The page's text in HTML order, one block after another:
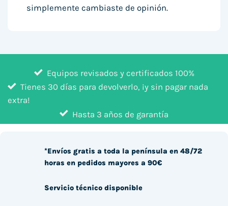
simplemente cambiaste de opinión.
Equipos revisados y certificados 100%
Tienes 30 días para devolverlo, ¡y sin pagar nada
extra!
Hasta 3 años de garantía
*Envíos gratis a toda la península en 48/72
horas en pedidos mayores a 90€
Servicio técnico disponible